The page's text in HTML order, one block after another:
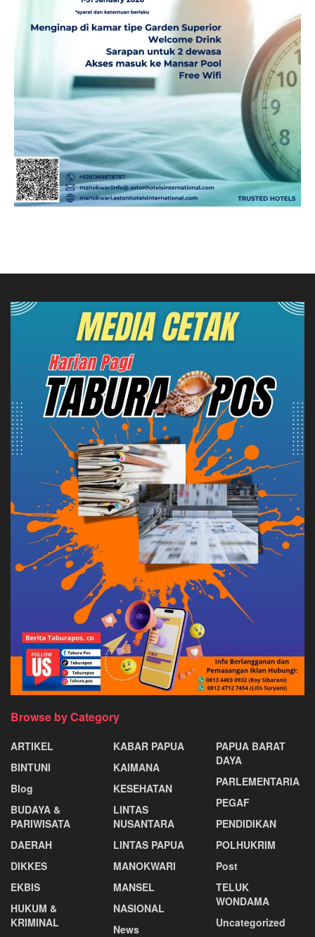
Browse by Category
ARTIKEL
BINTUNI
Blog
BUDAYA &
PARIWISATA
DAERAH
DIKKES
EKBIS
HUKUM &
KRIMINAL
KABAR PAPUA
KAIMANA
KESEHATAN
LINTAS
NUSANTARA
LINTAS PAPUA
MANOKWARI
MANSEL
NASIONAL
News
PAPUA BARAT
DAYA
PARLEMENTARIA
PEGAF
PENDIDIKAN
POLHUKRIM
Post
TELUK
WONDAMA
Uncategorized